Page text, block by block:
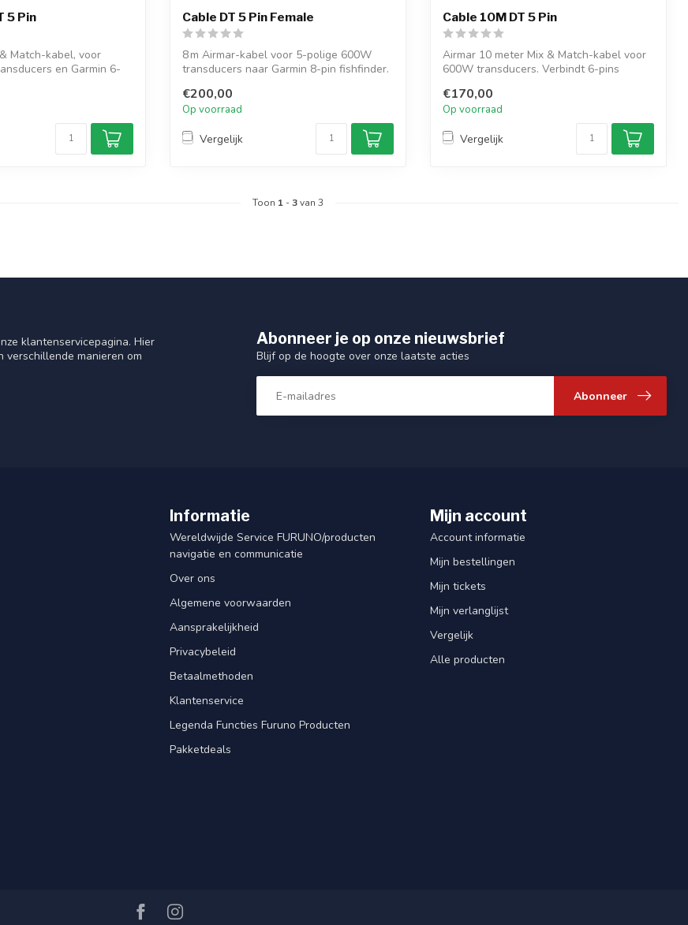
5 Pin
Match-kabel, voor
en Garmin 6-
Cable DT 5 Pin Female
8 m Airmar-kabel voor 5-polige 600W
transducers naar Garmin 8-pin fishfinder.
€200,00
Op voorraad
Vergelijk
Cable 10M DT 5 Pin
Airmar 10 meter Mix & Match-kabel voor
600W transducers. Verbindt 6-pins
€170,00
Op voorraad
Vergelijk
Toon 1 -3van 3
klantenservicepagina. Hier
manieren om
Abonneer je op onze nieuwsbrief
Blijf op de hoogte over onze laatste acties
Abonneer
Informatie
Wereldwijde Service FURUNO/producten
navigatie en communicatie
Over ons
Algemene voorwaarden
Aansprakelijkheid
Privacybeleid
Betaalmethoden
Klantenservice
Legenda Functies Furuno Producten
Pakketdeals
Mijn account
Account informatie
Mijn bestellingen
Mijn tickets
Mijn verlanglijst
Vergelijk
Alle producten